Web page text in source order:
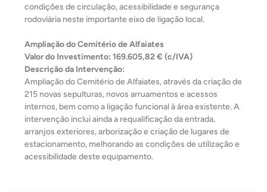
condições de circulação, acessibilidade e segurança
rodoviária neste importante eixo de ligação local.
Ampliação do Cemitério de Alfaiates
Valor do Investimento: 169.605,82 € (c/IVA)
Descrição da Intervenção:
Ampliação do Cemitério de Alfaiates, através da criação de
215 novas sepulturas, novos arruamentos e acessos
internos, bem como a ligação funcional à área existente. A
intervenção inclui ainda a requalificação da entrada,
arranjos exteriores, arborização e criação de lugares de
estacionamento, melhorando as condições de utilização e
acessibilidade deste equipamento.